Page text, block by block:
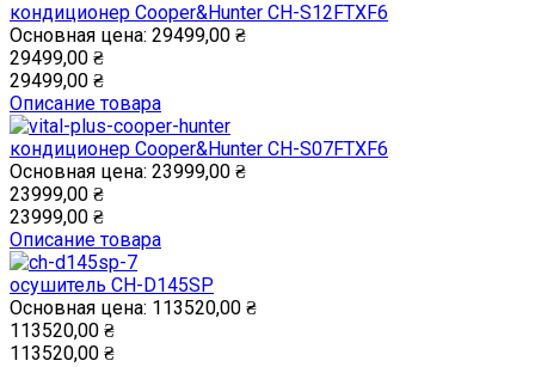
кондиционер Cooper&Hunter CH-S12FTXF6
Основная цена: 29499,00 ₴
29499,00 ₴
29499,00 ₴
Описание товара
кондиционер Cooper&Hunter CH-S07FTXF6
Основная цена: 23999,00 ₴
23999,00 ₴
23999,00 ₴
Описание товара
осушитель CH-D145SP
Основная цена: 113520,00 ₴
113520,00 ₴
113520,00 ₴